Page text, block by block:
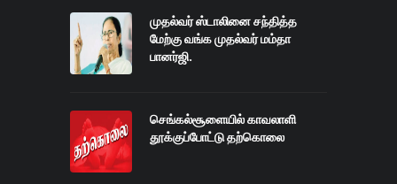
முதல்வர் ஸ்டாலினை சந்தித்த
மேற்கு வங்க முதல்வர் மம்தா
பானர்ஜி.
செங்கல்சூளையில் காவலாளி
தூக்குப்போட்டு தற்கொலை